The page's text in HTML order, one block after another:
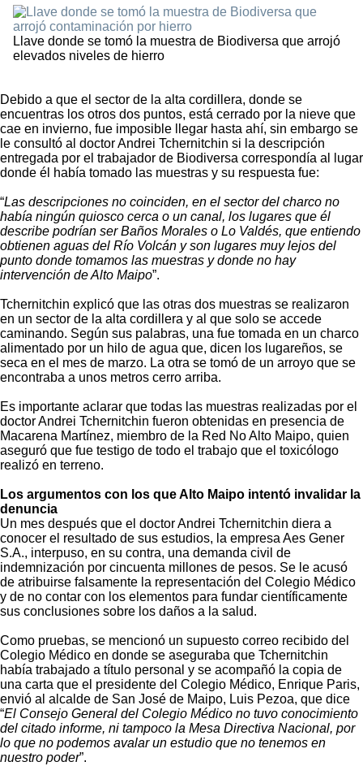
Llave donde se tomó la muestra de Biodiversa que arrojó
elevados niveles de hierro
Debido a que el sector de la alta cordillera, donde se
encuentras los otros dos puntos, está cerrado por la nieve que
cae en invierno, fue imposible llegar hasta ahí, sin embargo se
le consultó al doctor Andrei Tchernitchin si la descripción
entregada por el trabajador de Biodiversa correspondía al lugar
donde él había tomado las muestras y su respuesta fue:
“Las descripciones no coinciden, en el sector del charco no
había ningún quiosco cerca o un canal, los lugares que él
describe podrían ser Baños Morales o Lo Valdés, que entiendo
obtienen aguas del Río Volcán y son lugares muy lejos del
punto donde tomamos las muestras y donde no hay
intervención de Alto Maipo”.
Tchernitchin explicó que las otras dos muestras se realizaron
en un sector de la alta cordillera y al que solo se accede
caminando. Según sus palabras, una fue tomada en un charco
alimentado por un hilo de agua que, dicen los lugareños, se
seca en el mes de marzo. La otra se tomó de un arroyo que se
encontraba a unos metros cerro arriba.
Es importante aclarar que todas las muestras realizadas por el
doctor Andrei Tchernitchin fueron obtenidas en presencia de
Macarena Martínez, miembro de la Red No Alto Maipo, quien
aseguró que fue testigo de todo el trabajo que el toxicólogo
realizó en terreno.
Los argumentos con los que Alto Maipo intentó invalidar la
denuncia
Un mes después que el doctor Andrei Tchernitchin diera a
conocer el resultado de sus estudios, la empresa Aes Gener
S.A., interpuso, en su contra, una demanda civil de
indemnización por cincuenta millones de pesos. Se le acusó
de atribuirse falsamente la representación del Colegio Médico
y de no contar con los elementos para fundar científicamente
sus conclusiones sobre los daños a la salud.
Como pruebas, se mencionó un supuesto correo recibido del
Colegio Médico en donde se aseguraba que Tchernitchin
había trabajado a título personal y se acompañó la copia de
una carta que el presidente del Colegio Médico, Enrique Paris,
envió al alcalde de San José de Maipo, Luis Pezoa, que dice
“El Consejo General del Colegio Médico no tuvo conocimiento
del citado informe, ni tampoco la Mesa Directiva Nacional, por
lo que no podemos avalar un estudio que no tenemos en
nuestro poder”.